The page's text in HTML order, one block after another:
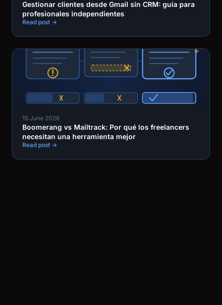
Gestionar clientes desde Gmail sin CRM: guía para
profesionales independientes
Read post →
15 June 2026
Boomerang vs Mailtrack: Por qué los freelancers
necesitan una herramienta mejor
Read post →